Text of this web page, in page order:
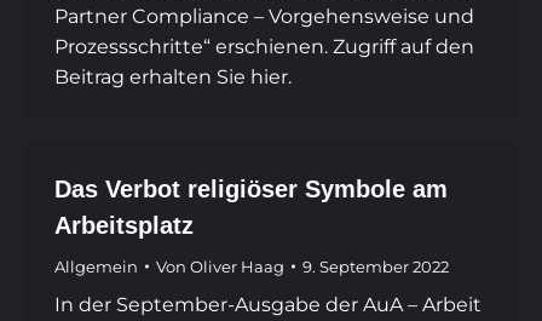
Partner Compliance – Vorgehensweise und
Prozessschritte“ erschienen. Zugriff auf den
Beitrag erhalten Sie hier.
Das Verbot religiöser Symbole am
Arbeitsplatz
Allgemein Von Oliver Haag 9. September 2022
In der September-Ausgabe der AuA – Arbeit